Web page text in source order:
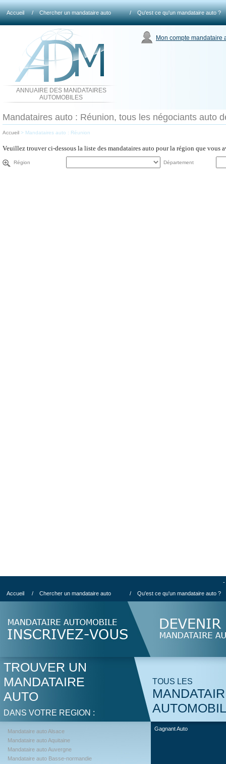
Accueil / Chercher un mandataire auto / Qu'est ce qu'un mandataire auto ?
ANNUAIRE DES MANDATAIRES
AUTOMOBILES
Mon compte mandataire
Mandataires auto : Réunion, tous les négociants auto
Accueil > Mandataires auto : Réunion
Veuillez trouver ci-dessous la liste des mandataires auto pour la région que vous
Région Département
-
Accueil
/ Chercher un mandataire auto / Qu'est ce qu'un mandataire auto ?
TOUS LES
TROUVER UN
MANDATAIRE
AUTO
DANS VOTRE REGION :
Mandataire auto Alsace
Mandataire auto Aquitaine
Mandataire auto Auvergne
Mandataire auto Basse-normandie
Gagnant Auto